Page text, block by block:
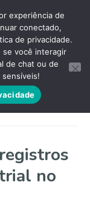
no
experiência de
conectado,
de privacidade.
se você interagir
de chat ou de
sensíveis!